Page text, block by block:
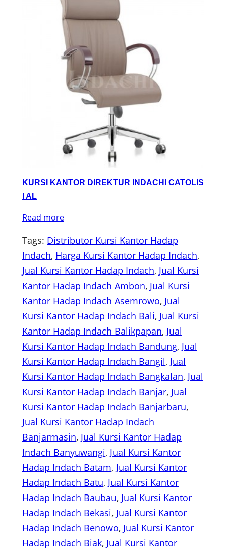
KURSI KANTOR DIREKTUR INDACHI CATOLIS
I AL
Read more
Tags: Distributor Kursi Kantor Hadap
Indach, Harga Kursi Kantor Hadap Indach
Jual Kursi Kantor Hadap Indach, Jual Kursi
Kantor Hadap Indach Ambon, Jual Kursi
Kantor Hadap Indach Asemrowo, Jual
Kursi Kantor Hadap Indach Bali, Jual Kursi
Kantor Hadap Indach Balikpapan, Jual
Kursi Kantor Hadap Indach Bandung, Jual
Kursi Kantor Hadap Indach Bangil, Jual
Kursi Kantor Hadap Indach Bangkalan, Jual
Kursi Kantor Hadap Indach Banjar, Jual
Kursi Kantor Hadap Indach Banjarbaru
Jual Kursi Kantor Hadap Indach
Banjarmasin, Jual Kursi Kantor Hadap
Indach Banyuwangi, Jual Kursi Kantor
Hadap Indach Batam, Jual Kursi Kantor
Hadap Indach Batu, Jual Kursi Kantor
Hadap Indach Baubau, Jual Kursi Kantor
Hadap Indach Bekasi, Jual Kursi Kantor
Hadap Indach Benowo, Jual Kursi Kantor
Hadap Indach Biak, Jual Kursi Kantor